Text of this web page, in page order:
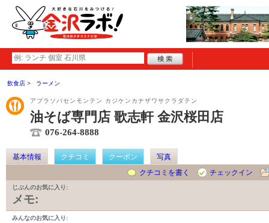
飲食店 ラーメン
アブラソバセンモンテン カジケンカナザワサクラダテン
油そば専門店 歌志軒 金沢桜田店
076-264-8888
基本情報 クチコミ クーポン
写真
クチコミを書く
チェックイン
じぶんのお気に入り:
メモ:
みんなのお気に入り: